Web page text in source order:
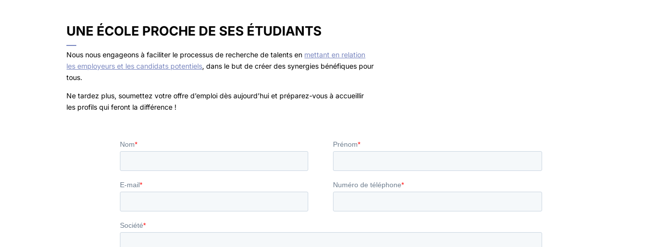
UNE ÉCOLE PROCHE DE SES ÉTUDIANTS
Nous nous engageons à faciliter le processus de recherche de talents en mettant en relation
les employeurs et les candidats potentiels, dans le but de créer des synergies bénéfiques pour
tous.
Ne tardez plus, soumettez votre offre d’emploi dès aujourd’hui et préparez-vous à accueillir
les profils qui feront la différence !